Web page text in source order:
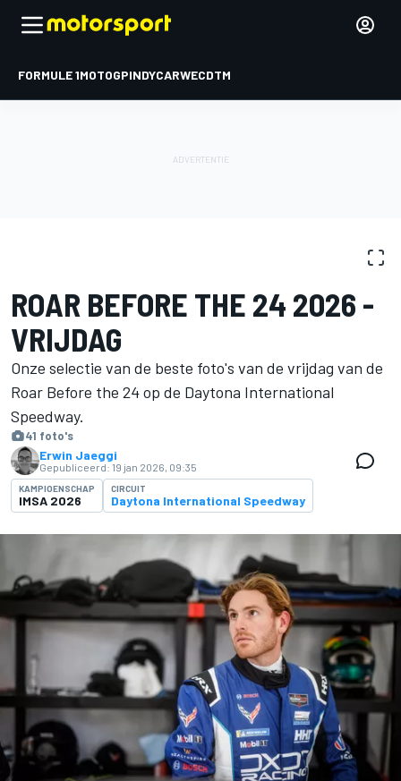
FORMULE 1MOTOGPINDYCARWECDTM
ROAR BEFORE THE 24 2026 -
VRIJDAG
Onze selectie van de beste foto's van de vrijdag van de
Roar Before the 24 op de Daytona International
Speedway.
41 foto's
Erwin Jaeggi
Gepubliceerd: 19 jan 2026, 09:35
KAMPIOENSCHAP
IMSA 2026
CIRCUIT
Daytona International Speedway